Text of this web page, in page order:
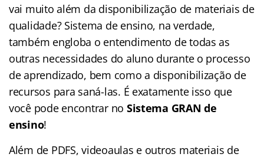
vai muito além da disponibilização de materiais de
qualidade? Sistema de ensino, na verdade,
também engloba o entendimento de todas as
outras necessidades do aluno durante o processo
de aprendizado, bem como a disponibilização de
recursos para saná-las. É exatamente isso que
você pode encontrar no Sistema GRAN de
ensino!
Além de PDFS, videoaulas e outros materiais de